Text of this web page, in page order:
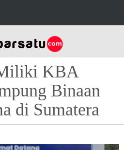
KBA
Binaan
di Sumatera